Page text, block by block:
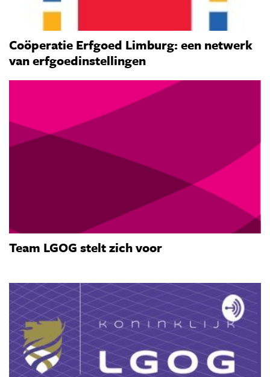
Coöperatie Erfgoed Limburg: een netwerk
van erfgoedinstellingen
Team LGOG stelt zich voor